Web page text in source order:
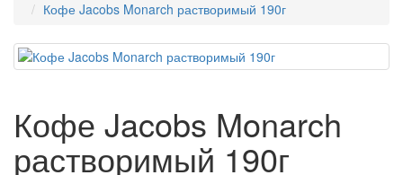
Кофе Jacobs Monarch растворимый 190г
Кофе Jacobs Monarch
растворимый 190г